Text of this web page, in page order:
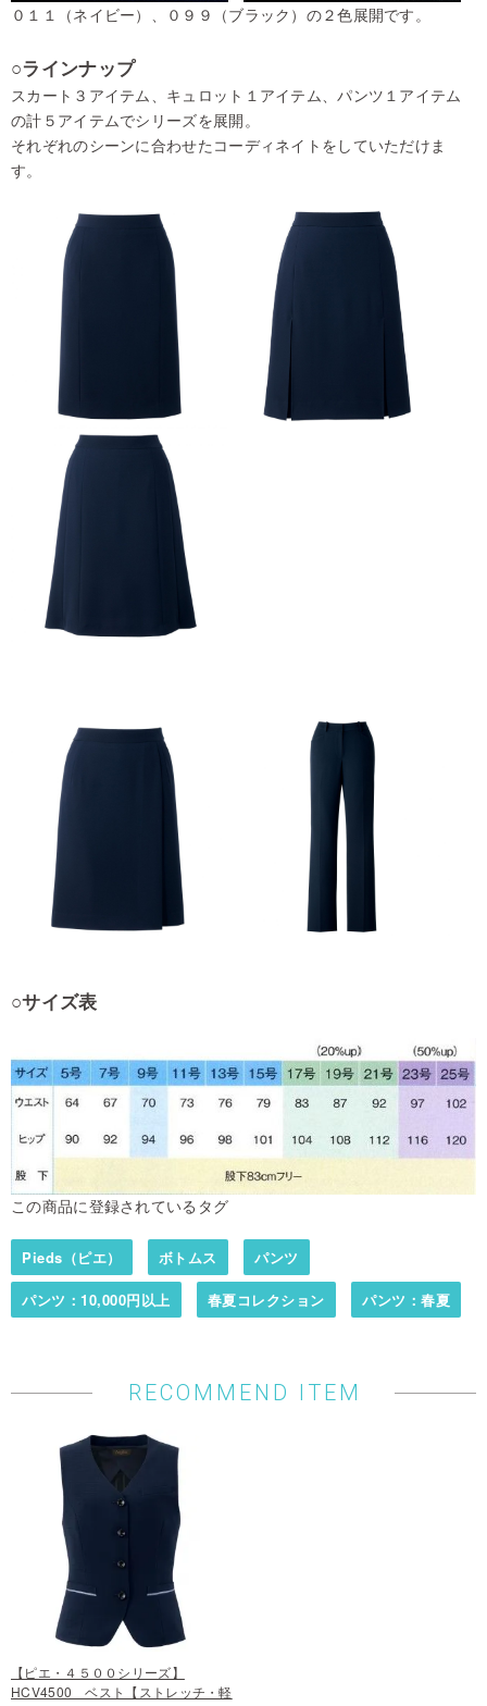
０１１（ネイビー）、０９９（ブラック）の２色展開です。
○ラインナップ
スカート３アイテム、キュロット１アイテム、パンツ１アイテム
の計５アイテムでシリーズを展開。
それぞれのシーンに合わせたコーディネイトをしていただけま
す。
○サイズ表
この商品に登録されているタグ
Pieds（ピエ） ボトムス パンツ
パンツ：10,000円以上 春夏コレクション パンツ：春夏
RECOMMEND ITEM
【ピエ・４５００シリーズ】
HCV4500 ベスト【ストレッチ・軽